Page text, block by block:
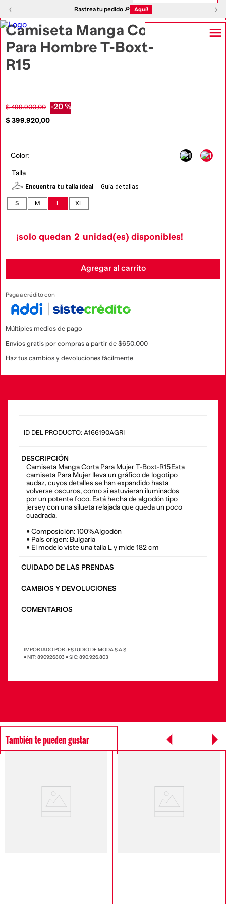
‹ Rastrea tu pedido 🔎 Aquí! ›
‹ ›
Camiseta Manga Corta
Para Hombre T-Boxt-
R15
$ 499.900,00 -20 %
$399.920,00
Color:
Talla
Encuentra tu talla ideal Guía de tallas
S M L XL
¡solo quedan 2 unidad(es) disponibles!
Agregar al carrito
Paga a crédito con
Múltiples medios de pago
Envíos gratis por compras a partir de $650.000
Haz tus cambios y devoluciones fácilmente
: A166190AGRI
DESCRIPCIÓN
Camiseta Manga Corta Para Mujer T-Boxt-R15Esta
camiseta Para Mujer lleva un gráfico de logotipo
audaz, cuyos detalles se han expandido hasta
volverse oscuros, como si estuvieran iluminados
por un potente foco. Está hecha de algodón tipo
jersey con una silueta relajada que queda un poco
cuadrada.
• Composición: 100%Algodón
• País origen: Bulgaria
• El modelo viste una talla L y mide 182 cm
CUIDADO DE LAS PRENDAS
CAMBIOS Y DEVOLUCIONES
COMENTARIOS
IMPORTADO POR : ESTUDIO DE MODA S.A.S
• NIT: 890926803 • SIC: 890.926.803
También te pueden gustar